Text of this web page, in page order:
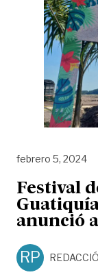
febrero 5, 2024
Festival
anunció
RP